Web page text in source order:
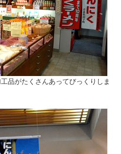
品がたくさんあってびっくりしま